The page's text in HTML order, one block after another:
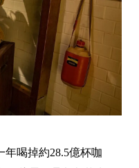
年喝掉約28.5億杯咖